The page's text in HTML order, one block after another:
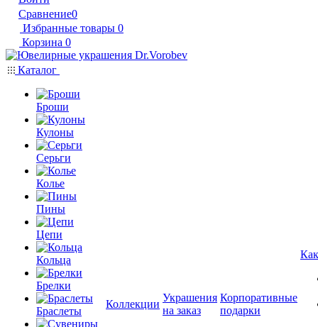
Сравнение0
Избранные товары 0
Корзина 0
Каталог
Броши
Кулоны
Серьги
Колье
Пины
Цепи
Кольца
Брелки
Браслеты
Коллекции
Украшения
на заказ
Корпоративные
подарки